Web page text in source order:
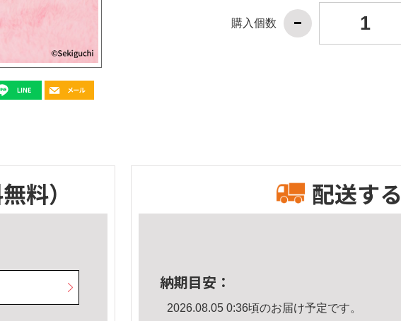
購入個数
料） 配送する
納期目安：
2026.08.05 0:36頃のお届け予定です。